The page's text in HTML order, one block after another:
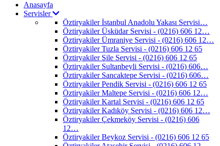
Anasayfa
Servisler
Öztiryakiler İstanbul Anadolu Yakası Servisi…
Öztiryakiler Üsküdar Servisi - (0216) 606 12…
Öztiryakiler Ümraniye Servisi - (0216) 606 12…
Öztiryakiler Tuzla Servisi - (0216) 606 12 65
Öztiryakiler Şile Servisi - (0216) 606 12 65
Öztiryakiler Sultanbeyli Servisi - (0216) 606…
Öztiryakiler Sancaktepe Servisi - (0216) 606…
Öztiryakiler Pendik Servisi - (0216) 606 12 65
Öztiryakiler Maltepe Servisi - (0216) 606 12…
Öztiryakiler Kartal Servisi - (0216) 606 12 65
Öztiryakiler Kadıköy Servisi - (0216) 606 12…
Öztiryakiler Çekmeköy Servisi - (0216) 606
12…
Öztiryakiler Beykoz Servisi - (0216) 606 12 65